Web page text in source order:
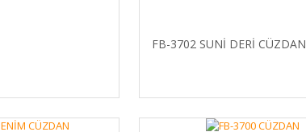
FB-3702 SUNİ DERİ CÜZDAN